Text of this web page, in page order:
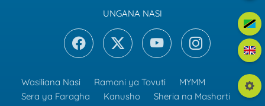
UNGANA NASI
Wasiliana Nasi Ramani ya Tovuti
MYMM
Sera ya Faragha
Kanusho
Sheria na Masharti